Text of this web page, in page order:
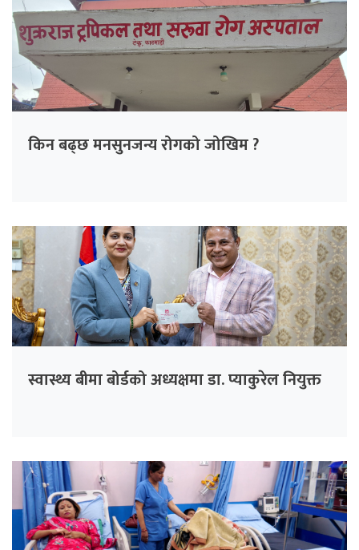
किन बढ्छ मनसुनजन्य रोगको जोखिम ?
स्वास्थ्य बीमा बोर्डको अध्यक्षमा डा. प्याकुरेल नियुक्त